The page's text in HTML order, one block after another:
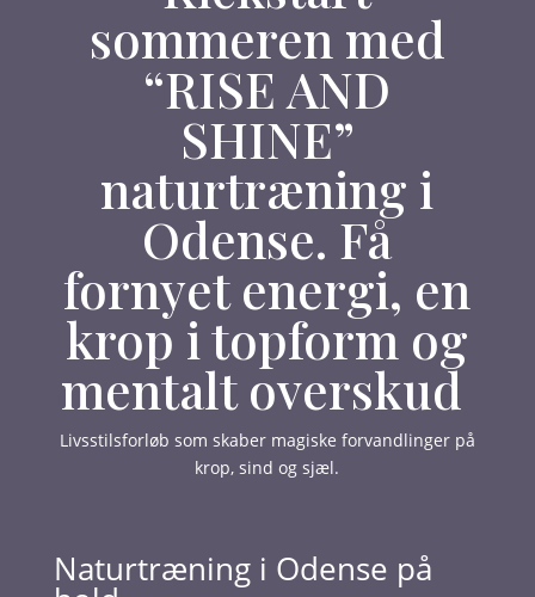
sommeren med
“RISE AND
SHINE”
naturtræning i
Odense. Få
fornyet energi, en
krop i topform og
mentalt overskud
Livsstilsforløb som skaber magiske forvandlinger på
krop, sind og sjæl.
Naturtræning i Odense på